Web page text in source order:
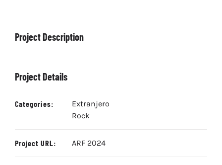
Project Description
Project Details
Categories:
Extranjero
Rock
Project URL: ARF 2024